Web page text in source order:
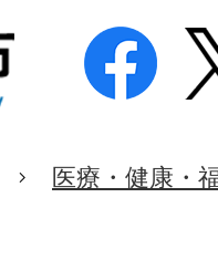
医療・健康・